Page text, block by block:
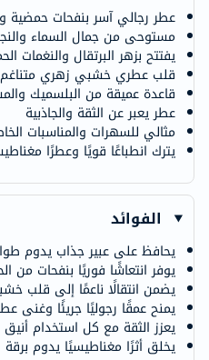
عطر رجالي آسر بنفحات حمضية
مستوحى من جمال السماء
يفتتح بزهر البرتقال والنغمات
قلب عطري خشبي زهري متناغم
قاعدة عميقة من البلسميك
عطر يعبر عن الثقة والجاذبية
مثالي للسهرات والمناسبات
يترك انطباعًا قويًا وعطرًا
الفوائد
يحافظ على عبير جذاب يدوم
يوفر انتعاشًا فوريًا بنفحات من
يضمن انتقالًا ناعمًا إلى قلب
يمنح عمقًا رجوليًا جريئًا وغنى
يعزز الثقة مع كل استخدام أنيق
يخلق أثرًا مغناطيسيًا يدوم برقة